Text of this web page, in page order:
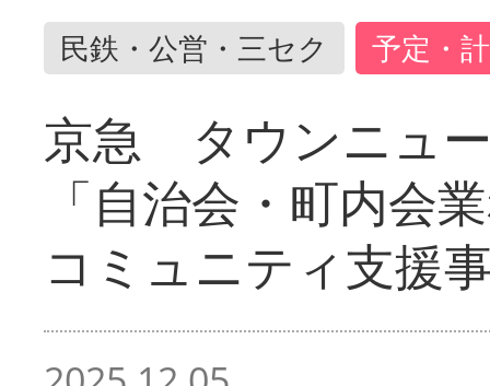
民鉄・公営・三セク 予定・
京急 タウンニュ
「自治会・町内会
コミュニティ支援